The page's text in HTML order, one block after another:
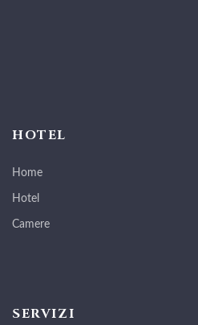
HOTEL
Home
Hotel
Camere
SERVIZI